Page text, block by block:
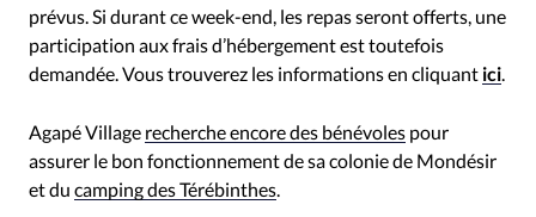
prévus. Si durant ce week-end, les repas seront offerts, une
participation aux frais d’hébergement est toutefois
demandée. Vous trouverez les informations en cliquant ici.
Agapé Village recherche encore des bénévoles pour
assurer le bon fonctionnement de sa colonie de Mondésir
et du camping des Térébinthes.